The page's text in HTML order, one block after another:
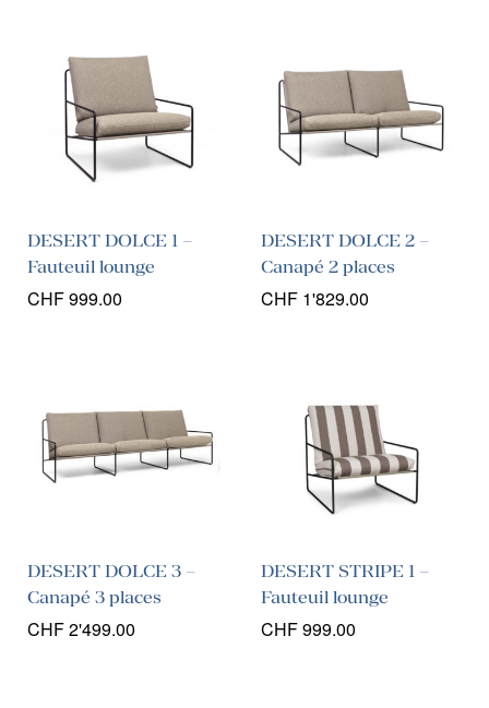
DESERT DOLCE 1 –
Fauteuil lounge
CHF999.00
DESERT DOLCE 2 –
Canapé 2 places
CHF 1'829.00
DESERT DOLCE 3 –
Canapé 3 places
CHF2'499.00
DESERT STRIPE 1 –
Fauteuil lounge
CHF999.00